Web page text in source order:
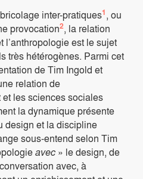
inter-pratiques1, ou
provocation2, la relation
l’anthropologie est le sujet
très hétérogènes. Parmi cet
de Tim Ingold et
relation de
et les sciences sociales
la dynamique présente
design et la discipline
sous-entend selon Tim
avec » le design, de
avec, à